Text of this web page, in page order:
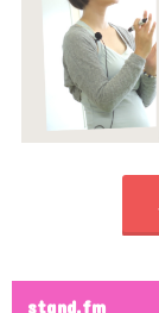
stand.fm